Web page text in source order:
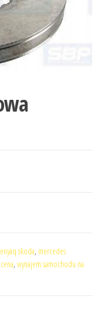
enyaq skoda, mercedes
, wynajem samochodu na